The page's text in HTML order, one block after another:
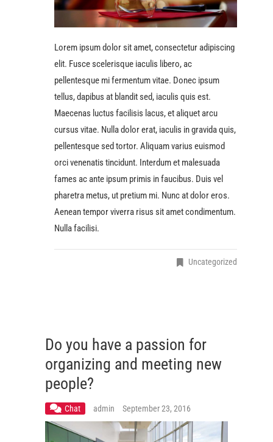
Lorem ipsum dolor sit amet, consectetur adipiscing
elit. Fusce scelerisque iaculis libero, ac
pellentesque mi fermentum vitae. Donec ipsum
tellus, dapibus at blandit sed, iaculis quis est.
Maecenas luctus facilisis lacus, et aliquet arcu
cursus vitae. Nulla dolor erat, iaculis in gravida quis,
pellentesque sed tortor. Aliquam varius euismod
orci venenatis tincidunt. Interdum et malesuada
fames ac ante ipsum primis in faucibus. Duis vel
pharetra metus, ut pretium mi. Nunc at dolor eros.
Aenean tempor viverra risus sit amet condimentum.
Nulla facilisi.
Uncategorized
Do you have a passion for
organizing and meeting new
people?
Chat admin September 23, 2016